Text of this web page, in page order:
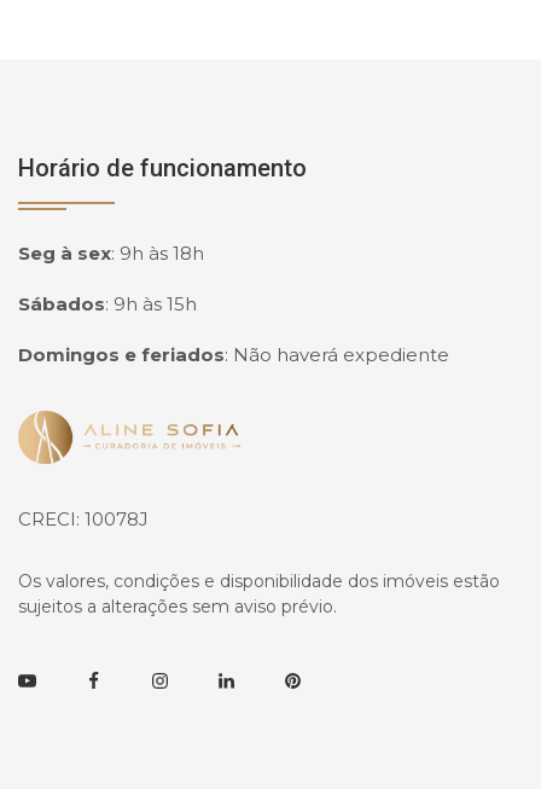
Horário de funcionamento
Seg à sex: 9h às 18h
Sábados: 9h às 15h
Domingos e feriados: Não haverá expediente
Página inicial
CRECI: 10078J
Os valores, condições e disponibilidade dos imóveis estão
sujeitos a alterações sem aviso prévio.
YoutubeFacebookInstagramLinkedinPinterest